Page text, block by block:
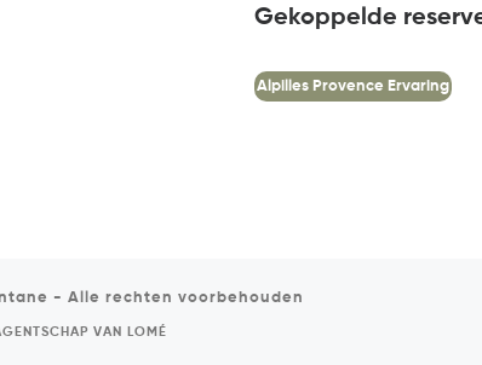
Gekoppelde
Alpilles Provence Ervaring
- Alle rechten voorbehouden
VAN LOMÉ